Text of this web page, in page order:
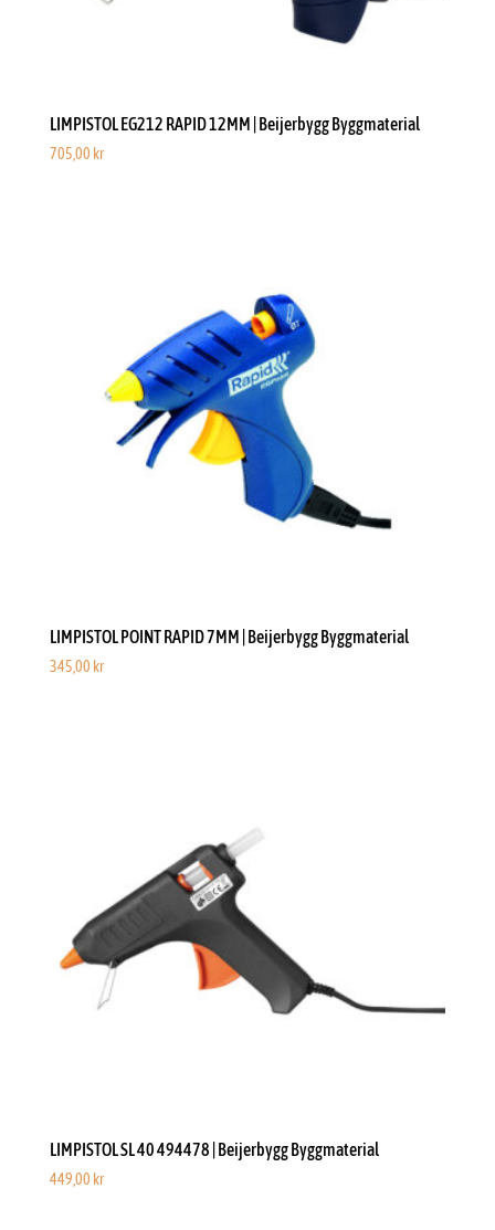
LIMPISTOL EG212 RAPID 12MM | Beijerbygg Byggmaterial
705,00 kr
LIMPISTOL POINT RAPID 7MM | Beijerbygg Byggmaterial
345,00 kr
LIMPISTOL SL 40 494478 | Beijerbygg Byggmaterial
449,00 kr